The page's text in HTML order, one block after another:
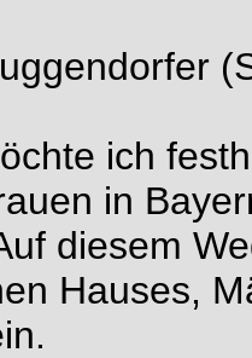
ich
in
diesem
Hauses,